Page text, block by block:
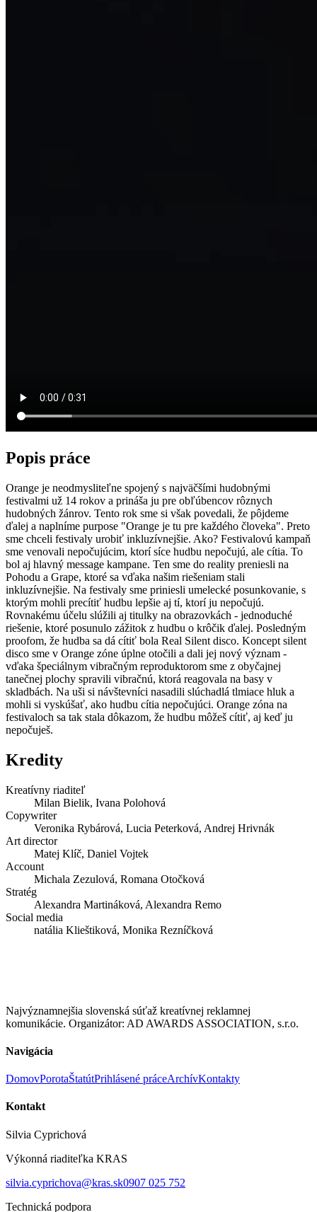
Popis práce
Orange je neodmysliteľne spojený s najväčšími hudobnými
festivalmi už 14 rokov a prináša ju pre obľúbencov rôznych
hudobných žánrov. Tento rok sme si však povedali, že pôjdeme
ďalej a naplníme purpose "Orange je tu pre každého človeka". Preto
sme chceli festivaly urobiť inkluzívnejšie. Ako? Festivalovú kampaň
sme venovali nepočujúcim, ktorí síce hudbu nepočujú, ale cítia. To
bol aj hlavný message kampane. Ten sme do reality preniesli na
Pohodu a Grape, ktoré sa vďaka našim riešeniam stali
inkluzívnejšie. Na festivaly sme priniesli umelecké posunkovanie, s
ktorým mohli precítiť hudbu lepšie aj tí, ktorí ju nepočujú.
Rovnakému účelu slúžili aj titulky na obrazovkách - jednoduché
riešenie, ktoré posunulo zážitok z hudbu o krôčik ďalej. Posledným
proofom, že hudba sa dá cítiť bola Real Silent disco. Koncept silent
disco sme v Orange zóne úplne otočili a dali jej nový význam -
vďaka špeciálnym vibračným reproduktorom sme z obyčajnej
tanečnej plochy spravili vibračnú, ktorá reagovala na basy v
skladbách. Na uši si návštevníci nasadili slúchadlá tlmiace hluk a
mohli si vyskúšať, ako hudbu cítia nepočujúci. Orange zóna na
festivaloch sa tak stala dôkazom, že hudbu môžeš cítiť, aj keď ju
nepočuješ.
Kredity
Kreatívny riaditeľ
Milan Bielik, Ivana Polohová
Copywriter
Veronika Rybárová, Lucia Peterková, Andrej Hrivnák
Art director
Matej Klíč, Daniel Vojtek
Account
Michala Zezulová, Romana Otočková
Stratég
Alexandra Martináková, Alexandra Remo
Social media
natália Klieštiková, Monika Rezníčková
Najvýznamnejšia slovenská súťaž kreatívnej reklamnej
komunikácie. Organizátor: AD AWARDS ASSOCIATION, s.r.o.
Navigácia
DomovPorotaŠtatútPrihlásené práceArchívKontakty
Kontakt
Silvia Cyprichová
Výkonná riaditeľka KRAS
silvia.cyprichova@kras.sk0907 025 752
Technická podpora